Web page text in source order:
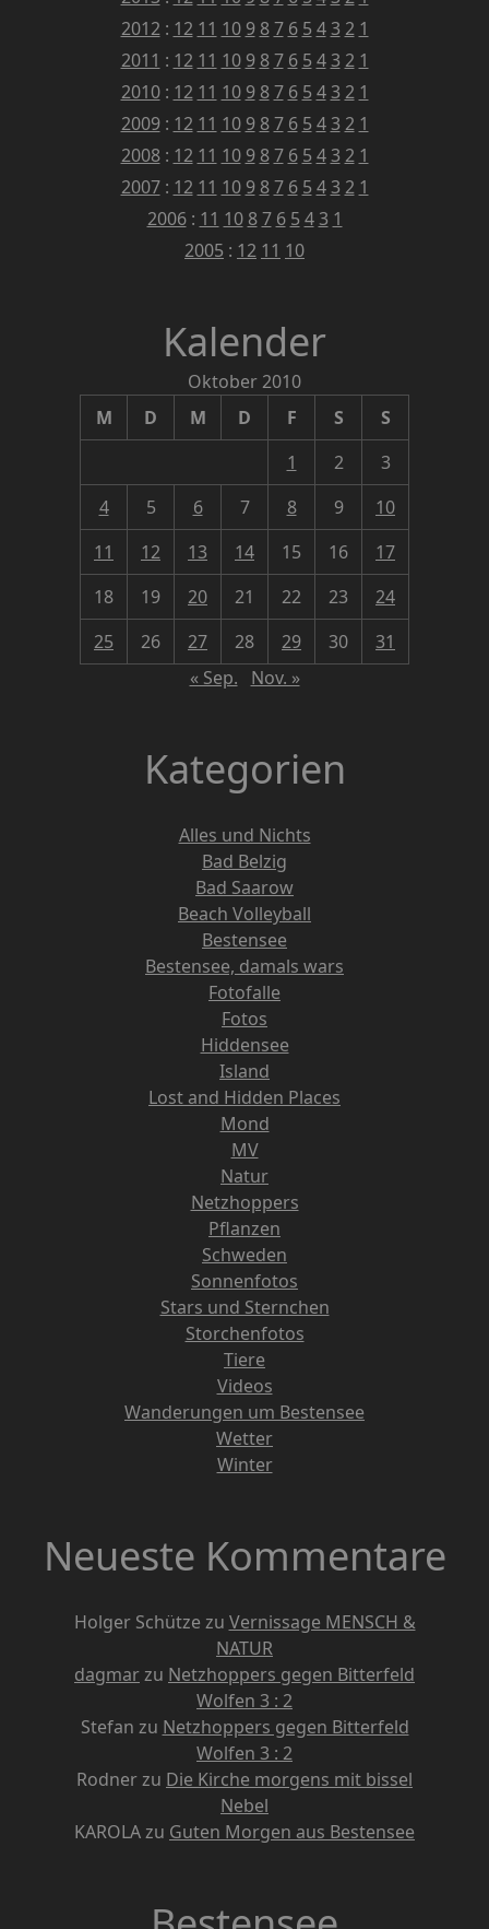
2012: 12 11 10 9 8 7 6 5 4 3 2 1
2011 : 12 11 10 9 8 7 6 5 4 3 2 1
2010: 12 11 10 9 8 7 6 5 4 3 2 1
2009: 12 11 10 9 8 7 6 5 4 3 2 1
2008: 12 11 10 9 8 7 6 5 4 3 2 1
2007: 12 11 10 9 8 7 6 5 4 3 2 1
2006: 11 10 8 7 6 5 4 3 1
2005 : 12 11 10
Kalender
Oktober 2010
M
D M D F S
S
1
2
3
4
5 6 7 8 9
10
11
12 13 14 15 16
17
18
19 20 21 22 23
24
25
26 27 28 29 30
31
« Sep.
Nov. »
Kategorien
Alles und Nichts
Bad Belzig
Bad Saarow
Beach Volleyball
Bestensee
Bestensee, damals wars
Fotofalle
Fotos
Hiddensee
Island
Lost and Hidden Places
Mond
MV
Natur
Netzhoppers
Pflanzen
Schweden
Sonnenfotos
Stars und Sternchen
Storchenfotos
Tiere
Videos
Wanderungen um Bestensee
Wetter
Winter
Neueste Kommentare
Holger Schütze zu Vernissage MENSCH &
NATUR
dagmarzu Netzhoppers gegen Bitterfeld
Wolfen 3 : 2
Stefan zu Netzhoppers gegen Bitterfeld
Wolfen 3 : 2
Rodnerzu Die Kirche morgens mit bissel
Nebel
KAROLAzu Guten Morgen aus Bestensee